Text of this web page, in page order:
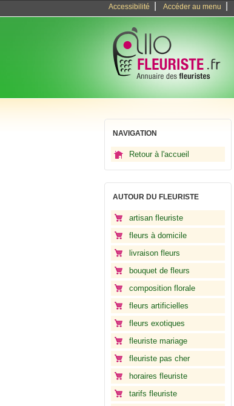
Accessibilité Accéder au menu
NAVIGATION
Retour à l'accueil
AUTOUR DU FLEURISTE
artisan fleuriste
fleurs à domicile
livraison fleurs
bouquet de fleurs
composition florale
fleurs artificielles
fleurs exotiques
fleuriste mariage
fleuriste pas cher
horaires fleuriste
tarifs fleuriste